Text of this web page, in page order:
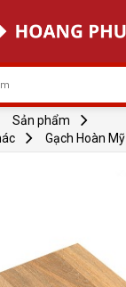
Sản phẩm
Gạch Hoàn Mỹ